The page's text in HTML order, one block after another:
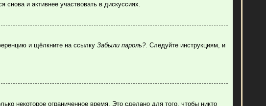
и активнее участвовать в дискуссиях.
и щёлкните на ссылкуЗабыли пароль?. Следуйте инструкциям, и
некоторое ограниченное время. Это сделано для того, чтобы никто